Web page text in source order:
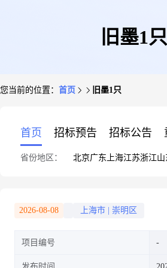
旧墨1只
您当前的位置： 首页 旧墨1只
首页 招标预告 招标公告
省份地区： 北京广东 上海江苏浙江山
2026-08-08 上海市 崇明区
项目编号